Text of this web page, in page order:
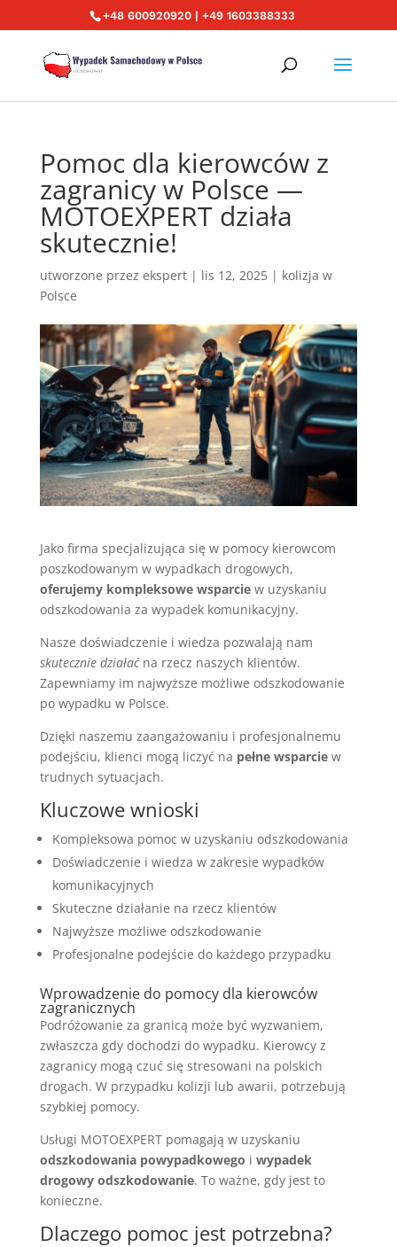
+48 600920920 | +49 1603388333
Pomoc dla kierowców z
zagranicy w Polsce —
MOTOEXPERT działa
skutecznie!
utworzone przez ekspert| lis 12, 2025| kolizja w
Polsce
Jako firma specjalizująca się w pomocy kierowcom
poszkodowanym w wypadkach drogowych,
oferujemy kompleksowe wsparciew uzyskaniu
odszkodowania za wypadek komunikacyjny.
Nasze doświadczenie i wiedza pozwalają nam
skutecznie działaćna rzecz naszych klientów.
Zapewniamy im najwyższe możliwe odszkodowanie
po wypadku w Polsce.
Dzięki naszemu zaangażowaniu i profesjonalnemu
podejściu, klienci mogą liczyć na pełne wsparciew
trudnych sytuacjach.
Kluczowe wnioski
Kompleksowa pomoc w uzyskaniu odszkodowania
Doświadczenie i wiedza w zakresie wypadków
komunikacyjnych
Skuteczne działanie na rzecz klientów
Najwyższe możliwe odszkodowanie
Profesjonalne podejście do każdego przypadku
Wprowadzenie do pomocy dla kierowców
zagranicznych
Podróżowanie za granicą może być wyzwaniem,
zwłaszcza gdy dochodzi do wypadku. Kierowcy z
zagranicy mogą czuć się stresowani na polskich
drogach. W przypadku kolizji lub awarii, potrzebują
szybkiej pomocy.
Usługi MOTOEXPERT pomagają w uzyskaniu
odszkodowania powypadkowego i wypadek
drogowy odszkodowanie. To ważne, gdy jest to
konieczne.
Dlaczego pomoc jest potrzebna?